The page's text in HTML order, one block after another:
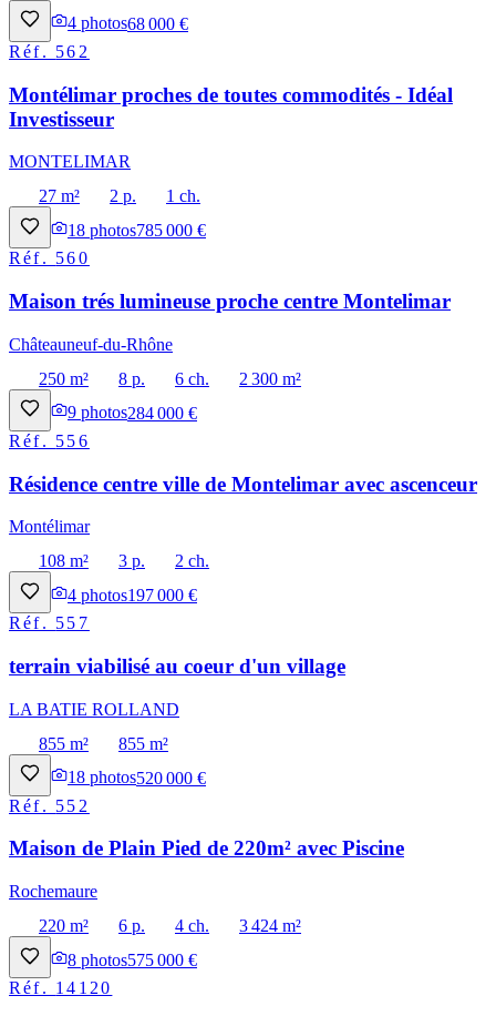
4 photos68 000 €
Réf. 562
Montélimar proches de toutes commodités - Idéal
Investisseur
MONTELIMAR
27 m²
2 p.
1 ch.
18 photos785 000 €
Réf. 560
Maison trés lumineuse proche centre Montelimar
Châteauneuf-du-Rhône
250 m²
8 p. 6 ch.
2 300 m²
9 photos284 000 €
Réf. 556
Résidence centre ville de Montelimar avec ascenceur
Montélimar
108 m²
3 p.
2 ch.
4 photos197 000 €
Réf. 557
terrain viabilisé au coeur d'un village
LA BATIE ROLLAND
855 m²
855 m²
18 photos520 000 €
Réf. 552
Maison de Plain Pied de 220m² avec Piscine
Rochemaure
220 m²
6 p. 4 ch.
3 424 m²
8 photos575 000 €
Réf. 14120